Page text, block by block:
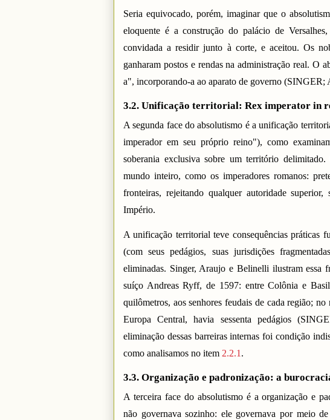
Seria equivocado, porém, imaginar que o
eloquente é a construção do palácio de
convidada a residir junto à corte, e aceitou. Os
ganharam postos e rendas na administração real. O
a", incorporando-a ao aparato de governo
3.2. Unificação territorial: Rex imperator in
A segunda face do absolutismo é a unificação
imperador em seu próprio reino"), como
soberania exclusiva sobre um território
mundo inteiro, como os imperadores romanos:
fronteiras, rejeitando qualquer autoridade
Império.
A unificação territorial teve consequências práticas
(com seus pedágios, suas jurisdições
eliminadas. Singer, Araujo e Belinelli ilustram essa
suíço Andreas Ryff, de 1597: entre Colônia e
quilômetros, aos senhores feudais de cada região;
Europa Central, havia sessenta pedágios
eliminação dessas barreiras internas foi condição
como analisamos no item 2.2.1 .
3.3. Organização e padronização: a
A terceira face do absolutismo é a organização e
não governava sozinho: ele governava por meio